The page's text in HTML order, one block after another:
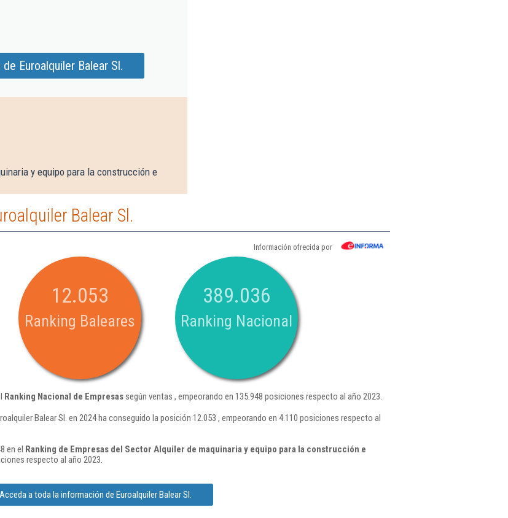
Euroalquiler Balear Sl.
y equipo para la construcción e
Balear Sl.
Información ofrecida por
12.053
Ranking Baleares
389.036
Ranking Nacional
Ranking Nacional de Empresassegún ventas , empeorando en 135.948 posiciones respecto al año 2023.
Balear Sl. en 2024 ha conseguido la posición 12.053 , empeorando en 4.110 posiciones respecto al
en el Ranking de Empresas del Sector Alquiler de maquinaria y equipo para la construcción e
respecto al año 2023.
Acceda a toda la información de Euroalquiler Balear Sl.